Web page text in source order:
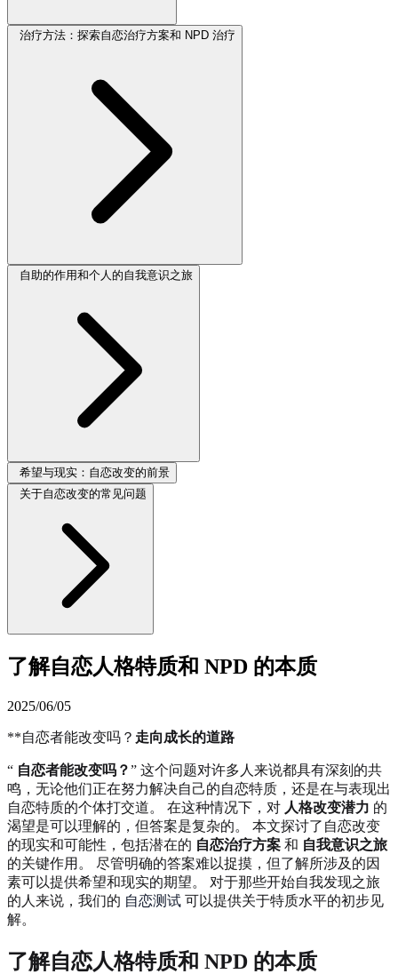
治疗方法：探索自恋治疗方案和 NPD 治疗
自助的作用和个人的自我意识之旅
希望与现实：自恋改变的前景
关于自恋改变的常见问题
了解自恋人格特质和 NPD 的本质
2025/06/05
**自恋者能改变吗？ 走向成长的道路
“ 自恋者能改变吗？” 这个问题对许多人来说都具有深刻的共
鸣，无论他们正在努力解决自己的自恋特质，还是在与表现出
自恋特质的个体打交道。 在这种情况下，对 人格改变潜力 的
渴望是可以理解的，但答案是复杂的。 本文探讨了自恋改变
的现实和可能性，包括潜在的 自恋治疗方案 和 自我意识之旅
的关键作用。 尽管明确的答案难以捉摸，但了解所涉及的因
素可以提供希望和现实的期望。 对于那些开始自我发现之旅
的人来说，我们的 自恋测试 可以提供关于特质水平的初步见
解。
了解自恋人格特质和 NPD 的本质